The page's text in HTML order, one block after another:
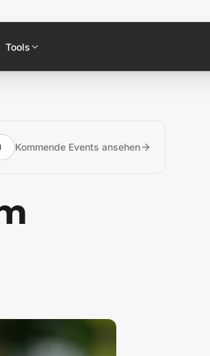
Tools
Kommende Events ansehen